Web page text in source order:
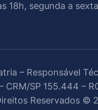
18h, segunda a sexta
– Responsável
CRM/SP 155.444 –
Reservados ©